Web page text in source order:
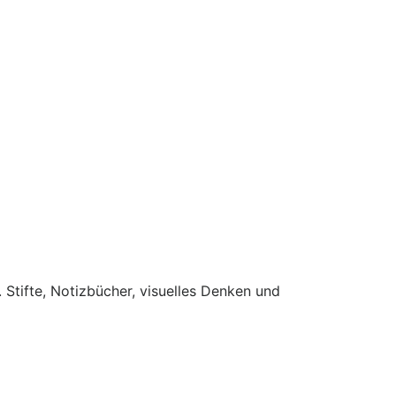
Notizbücher, visuelles Denken und